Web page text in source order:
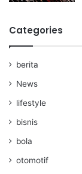
Categories
berita
News
lifestyle
bisnis
bola
otomotif